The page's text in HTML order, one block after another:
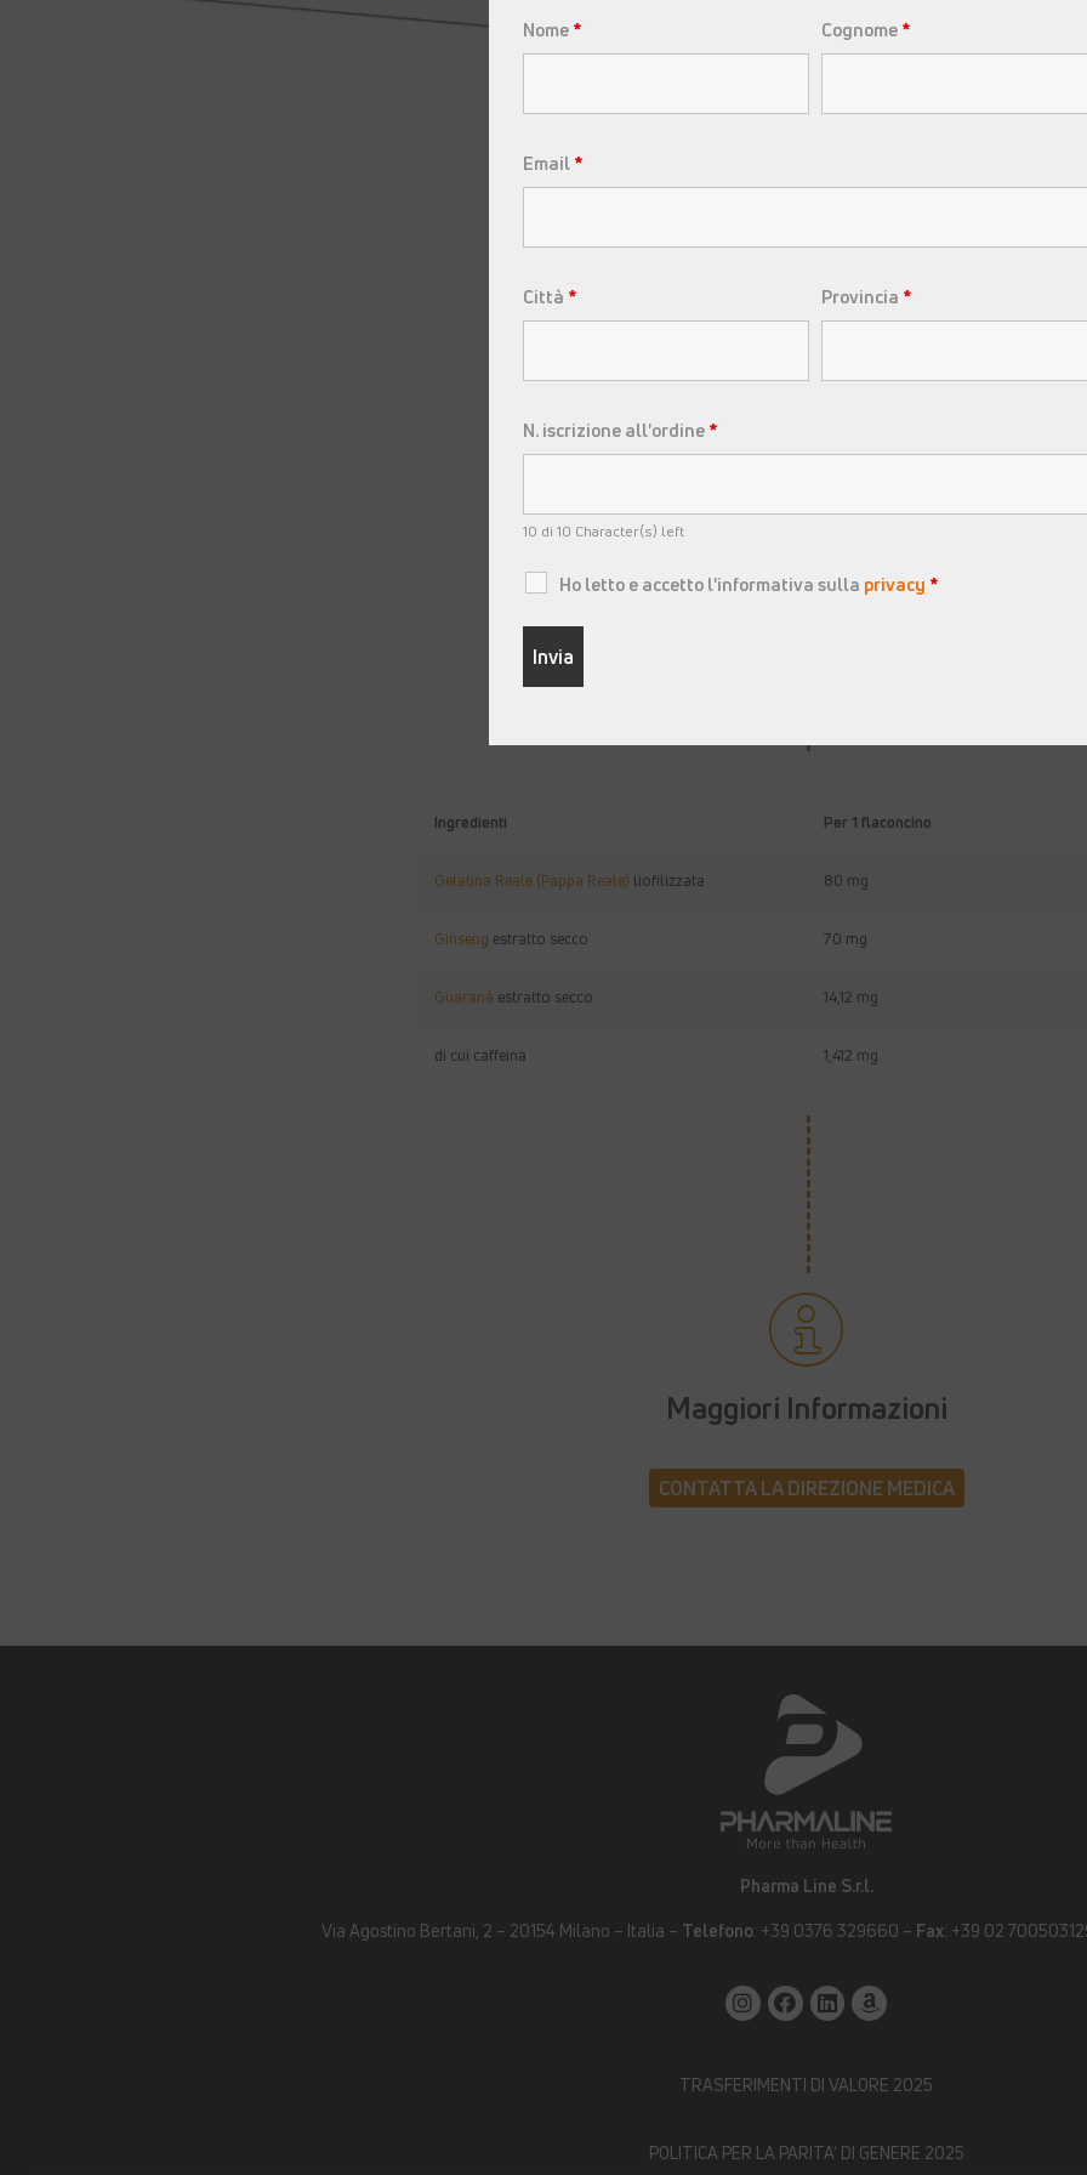
potenziare le prestazioni
(circa il 77% della popolazione)
1 flaconcino la mattina,
Ingredienti Per 1 flaconcino
Gelatina Reale (Pappa Reale) liofilizzata 80 mg
Ginseng estratto secco 70 mg
Guaranà estratto secco 14,12 mg
di cui caffeina 1,412 mg
Maggiori Informazioni
CONTATTA LA DIREZIONE MEDICA
Pharma Line S.r.l.
Via Agostino Bertani, 2 – 20154 Milano – Italia – Telefono: +39 0376 329660 – Fax: +39 02
TRASFERIMENTI DI VALORE 2025
POLITICA PER LA PARITA’ DI GENERE 2025
Nome * Cognome *
Email *
Città * Provincia *
N. iscrizione all'ordine *
10 di 10 Character(s) left
Ho letto e accetto l'informativa sulla privacy *